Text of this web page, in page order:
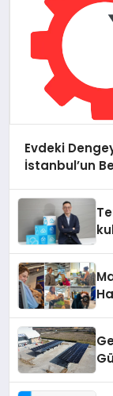
Evdeki
İstanbul’un